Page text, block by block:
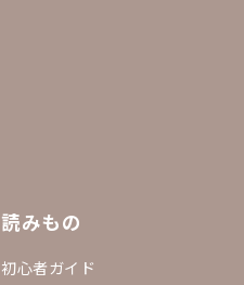
読みもの
初心者ガイド